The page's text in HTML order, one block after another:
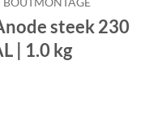
steek 230
| 1.0 kg